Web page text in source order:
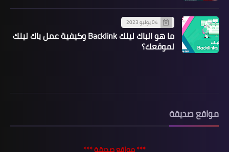
04 يوليو 2023
ما هو الباك لينك Backlink وكيفية عمل باك لينك
لموقعك؟
مواقع صديقة